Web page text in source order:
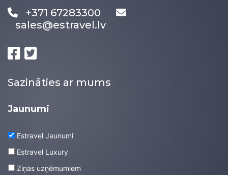
+371 67283300
sales@estravel.lv
Sazināties ar mums
Jaunumi
Estravel Jaunumi
Estravel Luxury
Ziņas uzņēmumiem